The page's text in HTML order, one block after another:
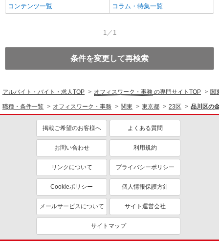
コンテンツ一覧
コラム・特集一覧
1／1
条件を変更して再検索
アルバイト・バイト・求人TOP オフィスワーク・事務 の専門サイトTOP 関
職種・条件一覧 オフィスワーク・事務 関東 東京都 23区 品川区の
掲載ご希望のお客様へ よくある質問
お問い合わせ 利用規約
リンクについて プライバシーポリシー
Cookieポリシー 個人情報保護方針
メールサービスについて サイト運営会社
サイトマップ